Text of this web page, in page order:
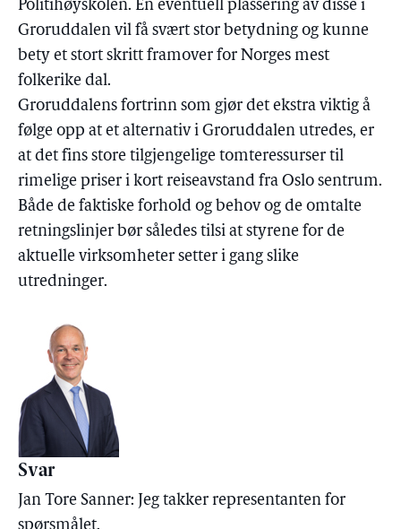
Politihøyskolen. En eventuell plassering av disse i
Groruddalen vil få svært stor betydning og kunne
bety et stort skritt framover for Norges mest
folkerike dal.
Groruddalens fortrinn som gjør det ekstra viktig å
følge opp at et alternativ i Groruddalen utredes, er
at det fins store tilgjengelige tomteressurser til
rimelige priser i kort reiseavstand fra Oslo sentrum.
Både de faktiske forhold og behov og de omtalte
retningslinjer bør således tilsi at styrene for de
aktuelle virksomheter setter i gang slike
utredninger.
Svar
Jan Tore Sanner: Jeg takker representanten for